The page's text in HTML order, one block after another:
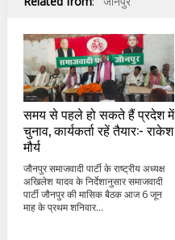
समय से पहले हो सकते हैं प्रदेश में
चुनाव, कार्यकर्ता रहें तैयार:- राकेश
मौर्य
जौनपुर समाजवादी पार्टी के राष्ट्रीय अध्यक्ष
अखिलेश यादव के निर्देशानुसार समाजवादी
पार्टी जौनपुर की मासिक बैठक आज 6 जून
माह के प्रथम शनिवार...